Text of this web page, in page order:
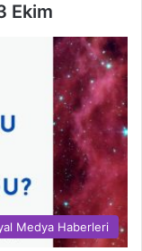
Ekim
Medya Haberleri